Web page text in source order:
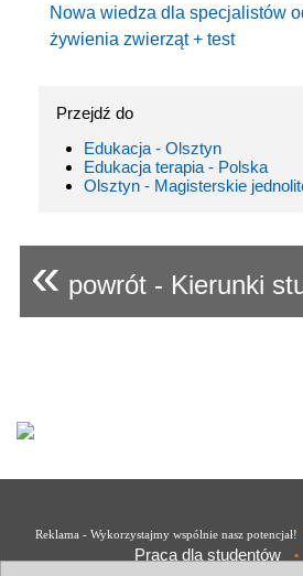
Nowa wiedza dla specjalistów
żywienia zwierząt + test
Przejdź do
Edukacja - Olsztyn
Edukacja terapia - Polska
Olsztyn - Magisterskie
« powrót - Kierunki
Reklama - Wykorzystajmy wspólnie nasz potencjał!
Praca dla studentów •